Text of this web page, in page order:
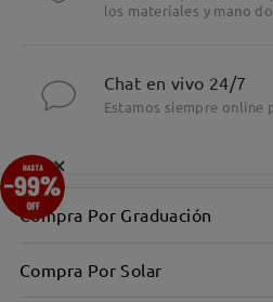
los materiales y mano
Chat en vivo 24/7
Estamos siempre online
Compra Por Graduación
Compra Por Solar
×